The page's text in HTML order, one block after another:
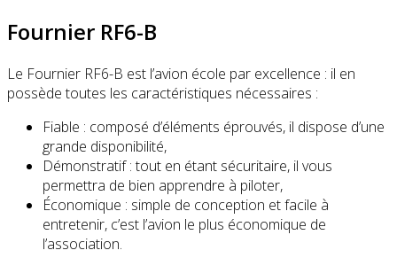
Fournier RF6-B
Le Fournier RF6-B est l’avion école par excellence : il en
possède toutes les caractéristiques nécessaires :
Fiable : composé d’éléments éprouvés, il dispose d’une
grande disponibilité,
Démonstratif : tout en étant sécuritaire, il vous
permettra de bien apprendre à piloter,
Économique : simple de conception et facile à
entretenir, c’est l’avion le plus économique de
l’association.